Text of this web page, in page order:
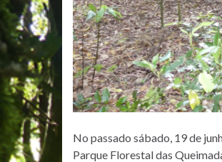
No passado sábado, 19 de
Parque Florestal das